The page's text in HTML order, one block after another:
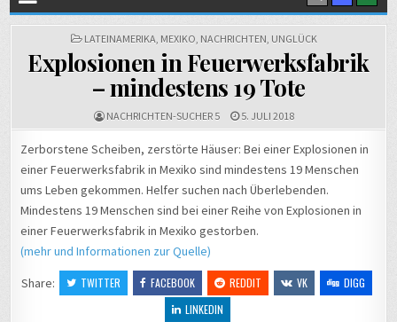
POSTED
LATEINAMERIKA, MEXIKO, NACHRICHTEN, UNGLÜCK
Explosionen in Feuerwerksfabrik
– mindestens 19 Tote
NACHRICHTEN-SUCHER 5 5. JULI 2018
Zerborstene Scheiben, zerstörte Häuser: Bei einer Explosionen in
einer Feuerwerksfabrik in Mexiko sind mindestens 19 Menschen
ums Leben gekommen. Helfer suchen nach Überlebenden.
Mindestens 19 Menschen sind bei einer Reihe von Explosionen in
einer Feuerwerksfabrik in Mexiko gestorben.
(mehr und Informationen zur Quelle)
Share:
TWITTER FACEBOOK REDDIT VK
DIGG
LINKEDIN